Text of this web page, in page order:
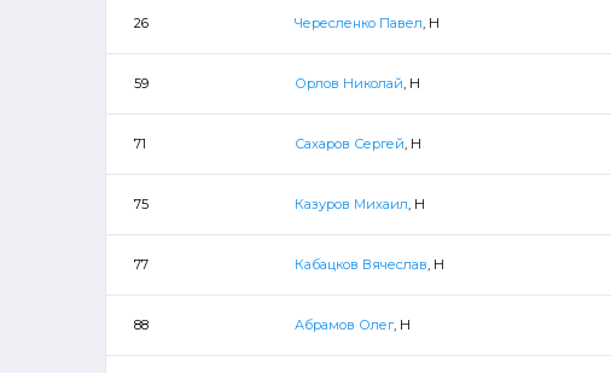
26 Чересленко Павел , Н
59 Орлов Николай , Н
71 Сахаров Сергей , Н
75 Казуров Михаил , Н
77 Кабацков Вячеслав , Н
88 Абрамов Олег, Н